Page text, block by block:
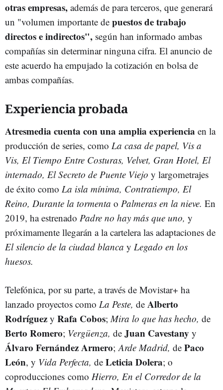
otras empresas, además de para terceros, que generará
un "volumen importante de puestos de trabajo
directos e indirectos", según han informado ambas
compañías sin determinar ninguna cifra. El anuncio de
este acuerdo ha empujado la cotización en bolsa de
ambas compañías.
Experiencia probada
Atresmedia cuenta con una amplia experiencia en la
producción de series, como La casa de papel, Vis a
Vis, El Tiempo Entre Costuras, Velvet, Gran Hotel, El
internado, El Secreto de Puente Viejo y largometrajes
de éxito como La isla mínima, Contratiempo, El
Reino, Durante la tormenta o Palmeras en la nieve. En
2019, ha estrenado Padre no hay más que uno, y
próximamente llegarán a la cartelera las adaptaciones de
El silencio de la ciudad blanca y Legado en los
huesos.
Telefónica, por su parte, a través de Movistar+ ha
lanzado proyectos como La Peste, de Alberto
Rodríguez y Rafa Cobos;Mira lo que has hecho, de
Berto Romero; Vergüenza, de Juan Cavestany y
Álvaro Fernández Armero;Arde Madrid, de Paco
León, y Vida Perfecta, de Leticia Dolera; o
coproducciones como Hierro, En el Corredor de la